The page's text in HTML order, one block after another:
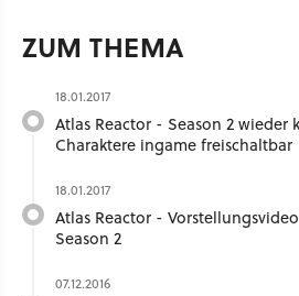
ZUM THEMA
18.01.2017
Atlas Reactor - Season 2 wieder
Charaktere ingame freischaltbar
18.01.2017
Atlas Reactor -
Season 2
07.12.2016